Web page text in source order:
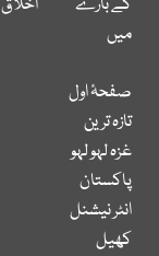
کے بارے
میں
اخلاق
صفحۂ اول
تازہ ترین
غزہ لہو لہو
پاکستان
انٹر نیشنل
کھیل